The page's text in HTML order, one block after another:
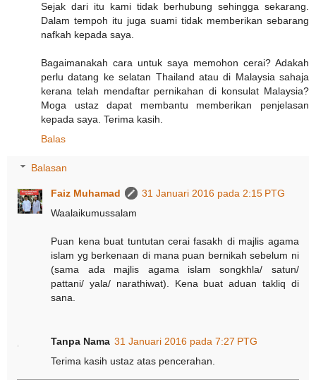
Sejak dari itu kami tidak berhubung sehingga sekarang.
Dalam tempoh itu juga suami tidak memberikan sebarang
nafkah kepada saya.
Bagaimanakah cara untuk saya memohon cerai? Adakah
perlu datang ke selatan Thailand atau di Malaysia sahaja
kerana telah mendaftar pernikahan di konsulat Malaysia?
Moga ustaz dapat membantu memberikan penjelasan
kepada saya. Terima kasih.
Balas
Balasan
Faiz Muhamad
31 Januari 2016 pada 2:15 PTG
Waalaikumussalam
Puan kena buat tuntutan cerai fasakh di majlis agama
islam yg berkenaan di mana puan bernikah sebelum ni
(sama ada majlis agama islam songkhla/ satun/
pattani/ yala/ narathiwat). Kena buat aduan takliq di
sana.
Tanpa Nama 31 Januari 2016 pada 7:27 PTG
Terima kasih ustaz atas pencerahan.